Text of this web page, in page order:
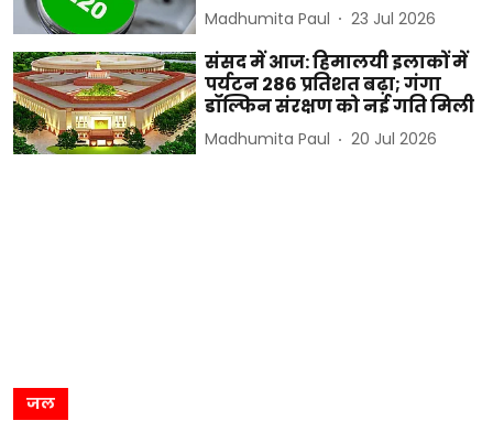
Madhumita Paul 23 Jul 2026
संसद में आज: हिमालयी इलाकों में
पर्यटन 286 प्रतिशत बढ़ा; गंगा
डॉल्फिन संरक्षण को नई गति मिली
Madhumita Paul 20 Jul 2026
जल